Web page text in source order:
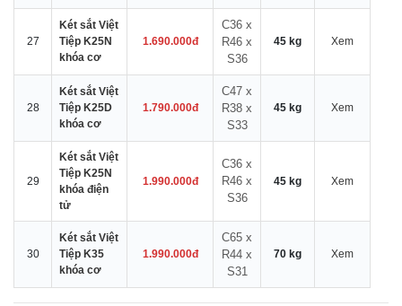
27
Két sắt Việt
Tiệp K25N
khóa cơ
1.690.000đ
C36 x
R46 x
S36
45 kg Xem
28
Két sắt Việt
Tiệp K25D
khóa cơ
1.790.000đ
C47 x
R38 x
S33
45 kg Xem
29
Két sắt Việt
Tiệp K25N
khóa điện
tử
1.990.000đ
C36 x
R46 x
S36
45 kg Xem
30
Két sắt Việt
Tiệp K35
khóa cơ
1.990.000đ
C65 x
R44 x
S31
70 kg Xem